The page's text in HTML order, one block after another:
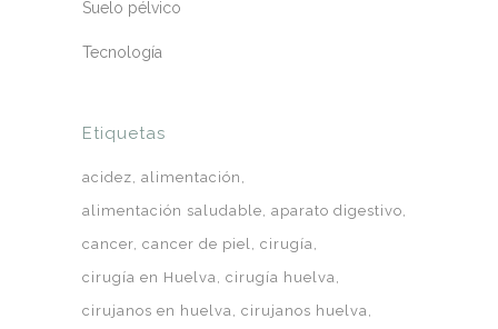
Suelo pélvico
Tecnología
Etiquetas
acidez alimentación
alimentación saludable aparato digestivo
cancer cancer de piel cirugía
cirugía en Huelva cirugía huelva
cirujanos en huelva cirujanos huelva